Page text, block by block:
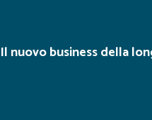
Il nuovo business della